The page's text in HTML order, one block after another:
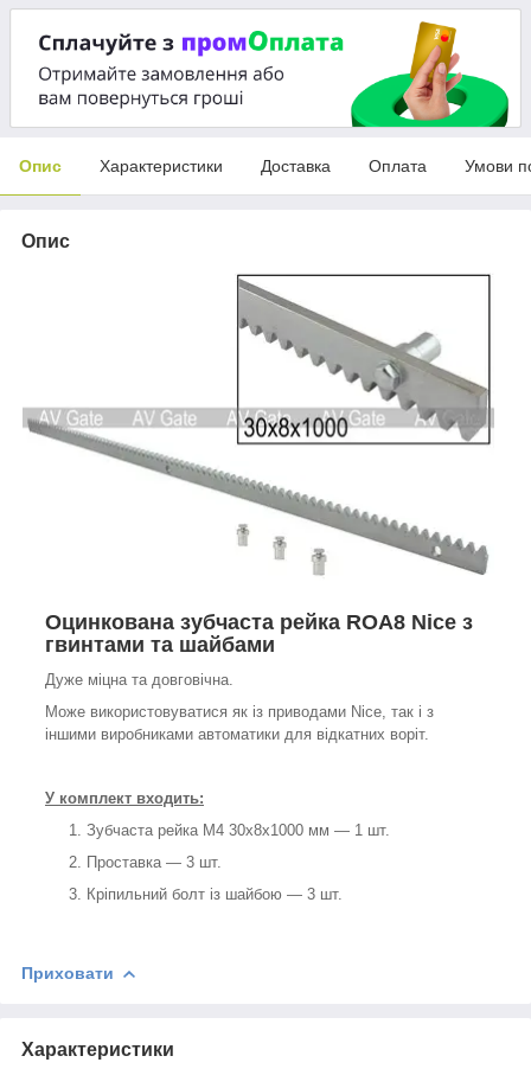
Опис Характеристики Доставка Оплата Умови
Опис
Оцинкована зубчаста рейка ROA8 Nice з
гвинтами та шайбами
Дуже міцна та довговічна.
Може використовуватися як із приводами Nice, так і з
іншими виробниками автоматики для відкатних воріт.
У комплект входить:
Зубчаста рейка M4 30х8х1000 мм — 1 шт.
Проставка — 3 шт.
Кріпильний болт із шайбою — 3 шт.
Приховати
Характеристики